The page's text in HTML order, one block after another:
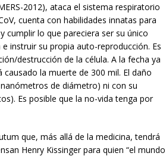
2012), ataca el sistema respiratorio
cuenta con habilidades innatas para
cumplir lo que pareciera ser su único
instruir su propia auto-reproducción. Es
destrucción de la célula. A la fecha ya
la muerte de 300 mil. El daño
de diámetro) ni con su
Es posible que la no-vida tenga por
que, más allá de la medicina, tendrá
Henry Kissinger para quien “el mundo